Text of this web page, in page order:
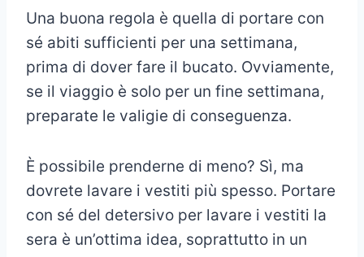
Una buona regola è quella di portare con
sé abiti sufficienti per una settimana,
prima di dover fare il bucato. Ovviamente,
se il viaggio è solo per un fine settimana,
preparate le valigie di conseguenza.
È possibile prenderne di meno? Sì, ma
dovrete lavare i vestiti più spesso. Portare
con sé del detersivo per lavare i vestiti la
sera è un’ottima idea, soprattutto in un